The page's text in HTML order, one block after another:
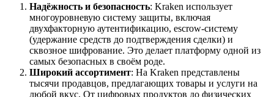
Надёжность и безопасность: Kraken использует
многоуровневую систему защиты, включая
двухфакторную аутентификацию, escrow-систему
(удержание средств до подтверждения сделки) и
сквозное шифрование. Это делает платформу одной из
самых безопасных в своём роде.
Широкий ассортимент: На Kraken представлены
тысячи продавцов, предлагающих товары и услуги на
любой вкус. От цифровых продуктов до физических